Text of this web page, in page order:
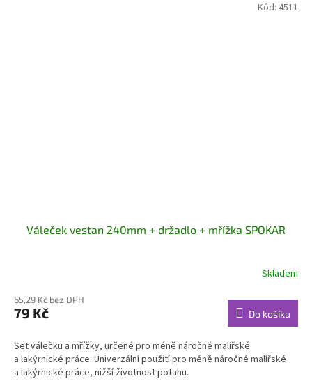
Váleček vestan 240mm + držadlo + mřížka SPOKAR
Skladem
65,29 Kč bez DPH
79 Kč Do košíku
Set válečku a mřížky, určené pro méně náročné malířské
a lakýrnické práce. Univerzální použití pro méně náročné malířské
a lakýrnické práce, nižší životnost potahu.
Kód: 4511